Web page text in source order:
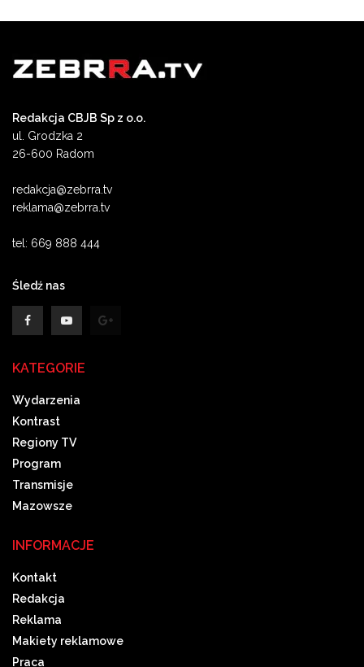
Redakcja CBJB Sp z o.o.
ul. Grodzka 2
26-600 Radom
redakcja@zebrra.tv
reklama@zebrra.tv
tel: 669 888 444
Śledź nas
KATEGORIE
Wydarzenia
Kontrast
Regiony TV
Program
Transmisje
Mazowsze
INFORMACJE
Kontakt
Redakcja
Reklama
Makiety reklamowe
Praca